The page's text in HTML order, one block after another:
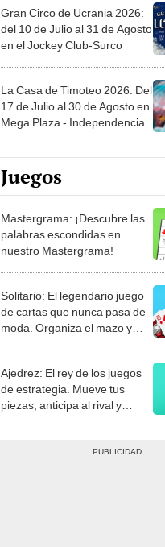
Gran Circo de Ucrania 2026:
del 10 de Julio al 31 de Agosto
en el Jockey Club-Surco
La Casa de Timoteo 2026: Del
17 de Julio al 30 de Agosto en
Mega Plaza - Independencia
Juegos
Mastergrama: ¡Descubre las
palabras escondidas en
nuestro Mastergrama!
Solitario: El legendario juego
de cartas que nunca pasa de
moda. Organiza el mazo y
Ajedrez: El rey de los juegos
de estrategia. Mueve tus
piezas, anticipa al rival y